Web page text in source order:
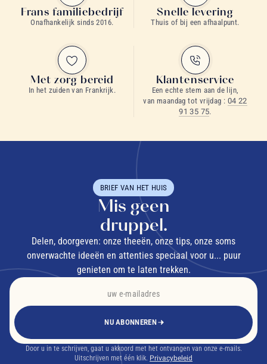
Frans familiebedrijf
Onafhankelijk sinds 2016.
Snelle levering
Thuis of bij een afhaalpunt.
Met zorg bereid
In het zuiden van Frankrijk.
Klantenservice
Een echte stem aan de lijn,
van maandag tot vrijdag : 04 22
91 35 75.
BRIEF VAN HET HUIS
Mis geen
druppel.
Delen, doorgeven: onze theeën, onze tips, onze soms
onverwachte ideeën en attenties speciaal voor u... puur
genieten om te laten trekken.
NU ABONNEREN
Door u in te schrijven, gaat u akkoord met het ontvangen van onze e-mails.
Uitschrijven met één klik. Privacybeleid